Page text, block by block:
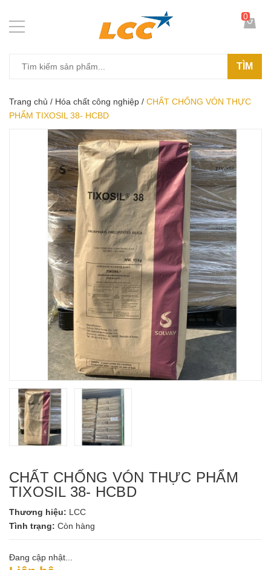
TÌM
0
Trang chủ / Hóa chất công nghiệp / CHẤT CHỐNG VÓN THỰC
PHẨM TIXOSIL 38- HCBD
CHẤT CHỐNG VÓN THỰC PHẨM
TIXOSIL 38- HCBD
Thương hiệu: LCC
Tình trạng: Còn hàng
Đang cập nhật...